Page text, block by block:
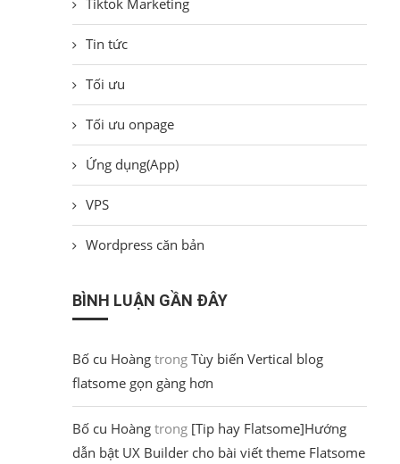
Tin tức
Tối ưu
Tối ưu onpage
Ứng dụng(App)
VPS
Wordpress căn bản
BÌNH LUẬN GẦN ĐÂY
Bố cu Hoàngtrong Tùy biến Vertical blog
flatsome gọn gàng hơn
Bố cu Hoàngtrong [Tip hay Flatsome]Hướng
dẫn bật UX Builder cho bài viết theme Flatsome